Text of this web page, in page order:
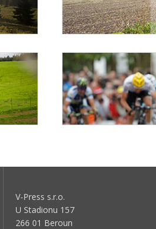
V-Press s.r.o.
U Stadionu 157
266 01 Beroun